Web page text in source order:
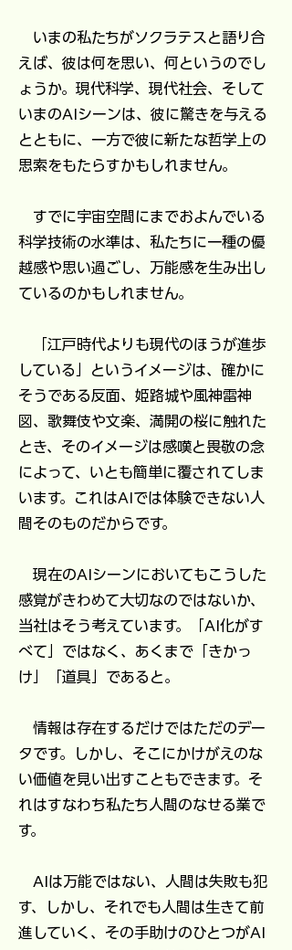
いまの私たちがソクラテスと語り合
えば、彼は何を思い、何というのでし
ょうか。現代科学、現代社会、そして
いまのAIシーンは、彼に驚きを与える
とともに、一方で彼に新たな哲学上の
思索をもたらすかもしれません。
すでに宇宙空間にまでおよんでいる
科学技術の水準は、私たちに一種の優
越感や思い過ごし、万能感を生み出し
ているのかもしれません。
「江戸時代よりも現代のほうが進歩
している」というイメージは、確かに
そうである反面、姫路城や風神雷神
図、歌舞伎や文楽、満開の桜に触れた
とき、そのイメージは感嘆と畏敬の念
によって、いとも簡単に覆されてしま
います。これはAIでは体験できない人
間そのものだからです。
現在のAIシーンにおいてもこうした
感覚がきわめて大切なのではないか、
当社はそう考えています。「AI化がす
べて」ではなく、あくまで「きかっ
け」「道具」であると。
情報は存在するだけではただのデー
タです。しかし、そこにかけがえのな
い価値を見い出すこともできます。そ
れはすなわち私たち人間のなせる業で
す。
AIは万能ではない、人間は失敗も犯
す、しかし、それでも人間は生きて前
進していく、その手助けのひとつがAI